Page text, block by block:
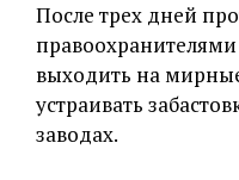
После трех дней
выходить на
устраивать
заводах.